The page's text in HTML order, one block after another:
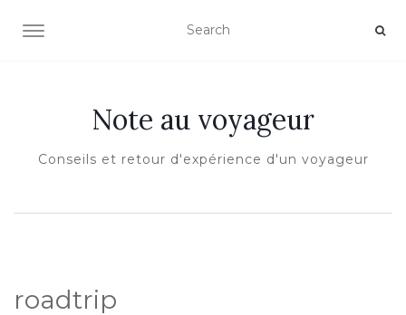
OUVRIR/FERMER LA NAVIGATION
Note au voyageur
Conseils et retour d'expérience d'un voyageur
roadtrip